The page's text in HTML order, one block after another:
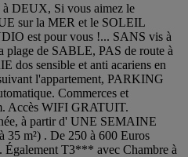
DEUX, Si vous aimez le
sur la MER et le SOLEIL
est pour vous !... SANS vis à
plage de SABLE, PAS de route à
dos sensible et anti acariens en
l'appartement, PARKING
Commerces et
Accès WIFI GRATUIT.
à partir d' UNE SEMAINE
35 m²) . De 250 à 600 Euros
Également T3*** avec Chambre à